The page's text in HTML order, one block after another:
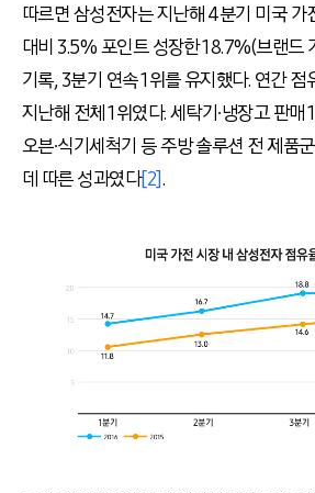
따르면 삼성전자는 지난해 4분기 미국 가
대비 3.5% 포인트 성장한 18.7%(브랜드
기록, 3분기 연속 1위를 유지했다. 연간 점
지난해 전체 1위였다. 세탁기∙냉장고 판매
오븐∙식기세척기 등 주방 솔루션 전 제품
데 따른 성과였다[2].